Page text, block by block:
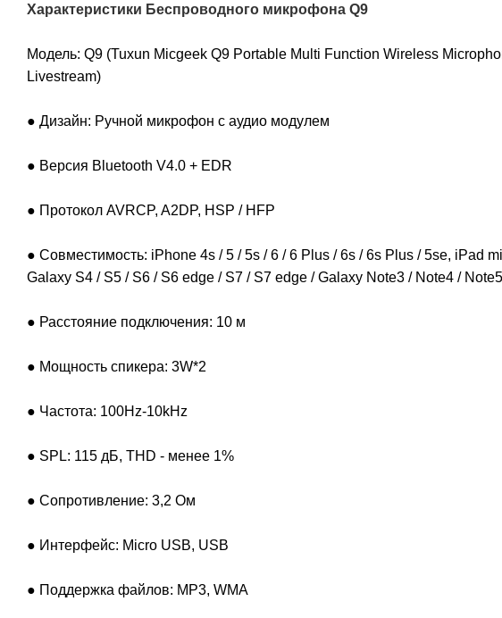
Характеристики Беспроводного микрофона Q9
Модель: Q9 (Tuxun Micgeek Q9 Portable Multi Function Wireless
Livestream)
● Дизайн: Ручной микрофон с аудио модулем
● Версия Bluetooth V4.0 + EDR
● Протокол AVRCP, A2DP, HSP / HFP
● Совместимость: iPhone 4s / 5 / 5s / 6 / 6 Plus / 6s / 6s Plus / 5se, iPad
Galaxy S4 / S5 / S6 / S6 edge / S7 / S7 edge / Galaxy Note3 / Note4 /
● Расстояние подключения: 10 м
● Мощность спикера: 3W*2
● Частота: 100Hz-10kHz
● SPL: 115 дБ, THD - менее 1%
● Сопротивление: 3,2 Ом
● Интерфейс: Micro USB, USB
● Поддержка файлов: MP3, WMA